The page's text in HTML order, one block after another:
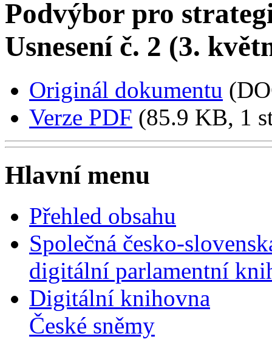
Podvýbor pro
Usnesení č. 2 (3.
Originál dokumentu
Verze PDF (85.9 KB, 1
Hlavní menu
Přehled obsahu
Společná česko-
digitální parlamentní
Digitální knihovna
České sněmy